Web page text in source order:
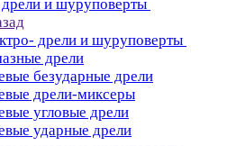
и шуруповерты
дрели и шуруповерты
дрели
безударные дрели
дрели-миксеры
угловые дрели
ударные дрели